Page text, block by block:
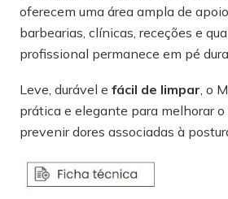
oferecem uma área ampla de
barbearias, clínicas, receções e
profissional permanece em pé
Leve, durável e fácil de limpar, o
prática e elegante para melhorar
prevenir dores associadas à